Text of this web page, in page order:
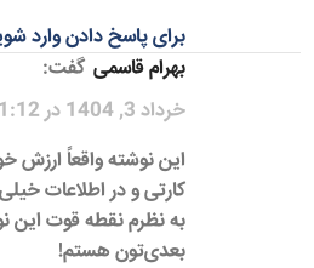
برای پاسخ دادن وارد
بهرام قاسمی گفت:
خرداد 3, 1404 در 11:12 ق.ظ
این نوشته واقعاً ارزش
کارتی و در اطلاعات
به نظرم نقطه قوت این
بعدی‌تون هستم!